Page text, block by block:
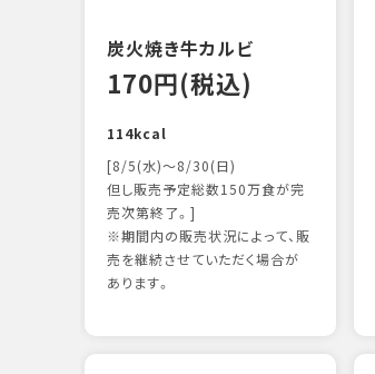
炭火焼き牛カルビ
170円(税込)
114kcal
[8/5(水)～8/30(日)
但し販売予定総数150万食が完
売次第終了。]
※期間内の販売状況によって、販
売を継続させていただく場合が
あります。